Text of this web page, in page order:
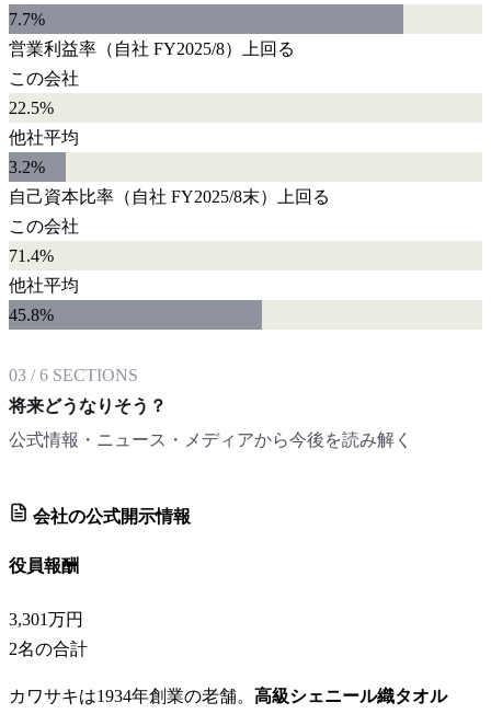
7.7%
営業利益率 （自社 FY2025/8）
上回る
この会社
22.5%
他社平均
3.2%
自己資本比率 （自社 FY2025/8末）
上回る
この会社
71.4%
他社平均
45.8%
03 /6 SECTIONS
将来どうなりそう？
公式情報・ニュース・メディアから今後を読み解く
会社の公式開示情報
役員報酬
3,301万円
2名の合計
カワサキは1934年創業の老舗。 高級シェニール織タオル